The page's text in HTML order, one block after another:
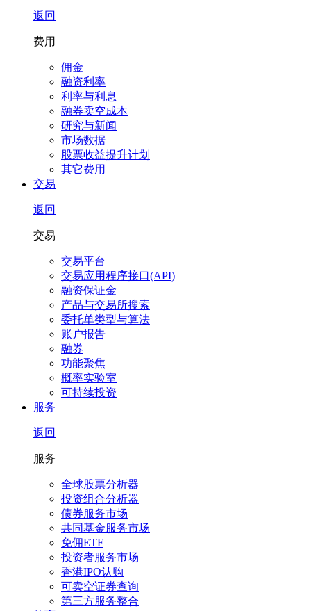
返回
费用
佣金
融资利率
利率与利息
融券卖空成本
研究与新闻
市场数据
股票收益提升计划
其它费用
交易
返回
交易
交易平台
交易应用程序接口(API)
融资保证金
产品与交易所搜索
委托单类型与算法
账户报告
融券
功能聚焦
概率实验室
可持续投资
服务
返回
服务
全球股票分析器
投资组合分析器
债券服务市场
共同基金服务市场
免佣ETF
投资者服务市场
香港IPO认购
可卖空证券查询
第三方服务整合